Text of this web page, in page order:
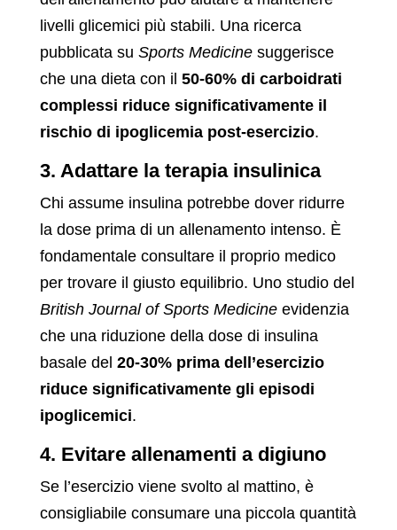
livelli glicemici più stabili. Una ricerca
pubblicata su Sports Medicinesuggerisce
che una dieta con il 50-60% di carboidrati
complessi riduce significativamente il
rischio di ipoglicemia post-esercizio.
3. Adattare la terapia insulinica
Chi assume insulina potrebbe dover ridurre
la dose prima di un allenamento intenso. È
fondamentale consultare il proprio medico
per trovare il giusto equilibrio. Uno studio del
British Journal of Sports Medicineevidenzia
che una riduzione della dose di insulina
basale del 20-30% prima dell’esercizio
riduce significativamente gli episodi
ipoglicemici.
4. Evitare allenamenti a digiuno
Se l’esercizio viene svolto al mattino, è
consigliabile consumare una piccola quantità